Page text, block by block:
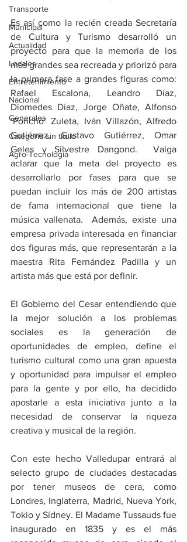
Transporte
Municipal
Actualidad
Locales
Entretenimiento
Nacional
Generales
Categoría sin título
Agro-Tecnología
Es así como la recién creada Secretaría
de Cultura y Turismo desarrolló un
proyecto para que la memoria de los
más grandes sea recreada y priorizó para
la primera fase a grandes figuras como:
Rafael Escalona, Leandro Díaz,
Diomedes Díaz, Jorge Oñate, Alfonso
‘Poncho’ Zuleta, Iván Villazón, Alfredo
Gutiérrez, Gustavo Gutiérrez, Omar
Geles y Silvestre Dangond.  Valga
aclarar que la meta del proyecto es
desarrollarlo por fases para que se
puedan incluir los más de 200 artistas
de fama internacional que tiene la
música vallenata.  Además, existe una
empresa privada interesada en financiar
dos figuras más, que representarán a la
maestra Rita Fernández Padilla y un
artista más que está por definir.
El Gobierno del Cesar entendiendo que
la mejor solución a los problemas
sociales es la generación de
oportunidades de empleo, define el
turismo cultural como una gran apuesta
y oportunidad para impulsar el empleo
para la gente y por ello, ha decidido
apostarle a esta iniciativa junto a la
necesidad de conservar la riqueza
creativa y musical de la región.
Con este hecho Valledupar entrará al
selecto grupo de ciudades destacadas
por tener museos de cera, como
Londres, Inglaterra, Madrid, Nueva York,
Tokio y Sídney. El Madame Tussauds fue
inaugurado en 1835 y es el más